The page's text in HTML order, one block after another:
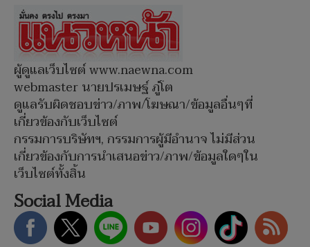
ผู้ดูแลเว็บไซต์ www.naewna.com
webmaster นายปรเมษฐ์ ภู่โต
ดูแลรับผิดชอบข่าว/ภาพ/โฆษณา/ข้อมูลอื่นๆที่
เกี่ยวข้องกับเว็บไซต์
กรรมการบริษัทฯ, กรรมการผู้มีอำนาจ ไม่มีส่วน
เกี่ยวข้องกับการนำเสนอข่าว/ภาพ/ข้อมูลใดๆใน
เว็บไซต์ทั้งสิ้น
Social Media